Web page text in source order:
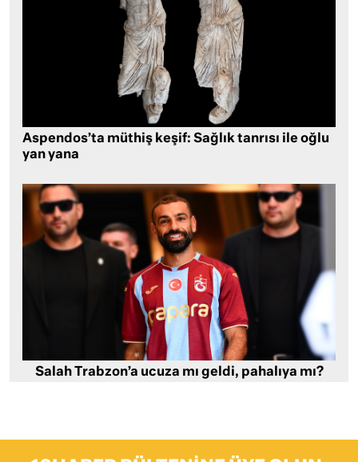
Aspendos’ta müthiş keşif: Sağlık tanrısı ile oğlu
yan yana
Salah Trabzon’a ucuza mı geldi, pahalıya mı?